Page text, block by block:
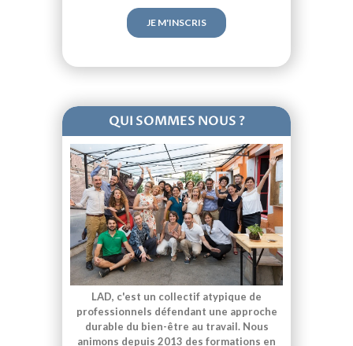
QUI SOMMES NOUS ?
LAD, c'est un collectif atypique de
professionnels défendant une approche
durable du bien-être au travail. Nous
animons depuis 2013 des formations en